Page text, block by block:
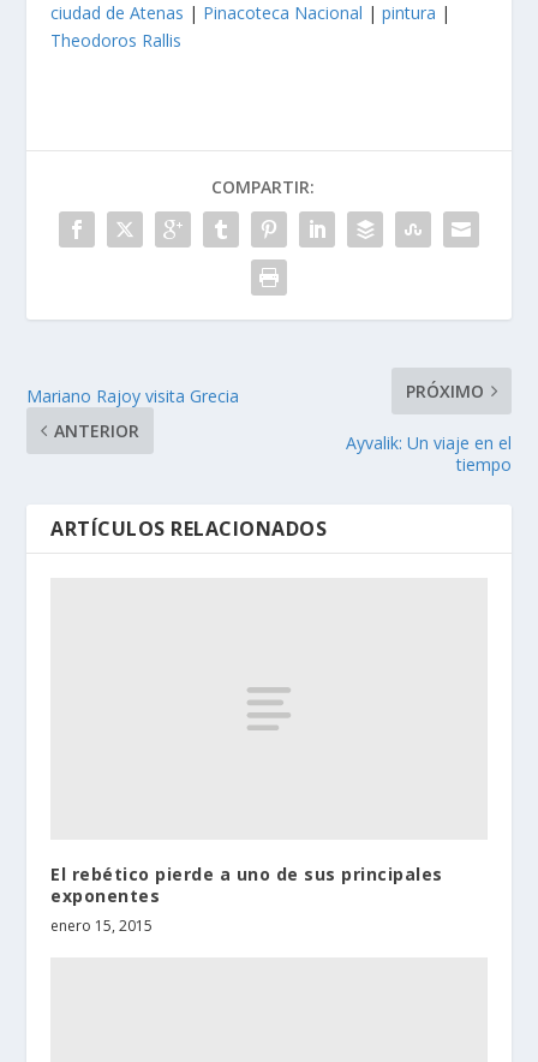
ciudad de Atenas | Pinacoteca Nacional |pintura |
Theodoros Rallis
COMPARTIR:
Mariano Rajoy visita Grecia
ANTERIOR
PRÓXIMO
Ayvalik: Un viaje en el
tiempo
ARTÍCULOS RELACIONADOS
El rebético pierde a uno de sus principales
exponentes
enero 15, 2015